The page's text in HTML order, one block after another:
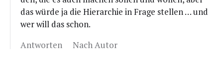
das wür­de ja die Hier­ar­chie in Fra­ge stel­len … und
wer will das schon.
Antworten
Nach Autor